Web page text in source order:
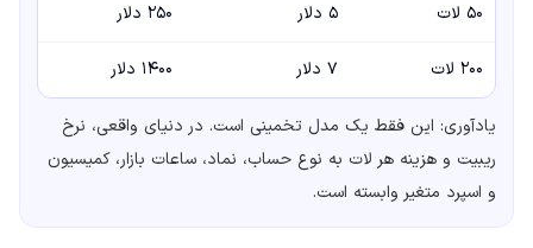
۵۰ لات ۵ دلار ۲۵۰ دلار
۲۰۰ لات ۷ دلار ۱۴۰۰ دلار
یادآوری: این فقط یک مدل تخمینی است. در دنیای واقعی، نرخ
ریبیت و هزینه هر لات به نوع حساب، نماد، ساعات بازار، کمیسیون
و اسپرد متغیر وابسته است.